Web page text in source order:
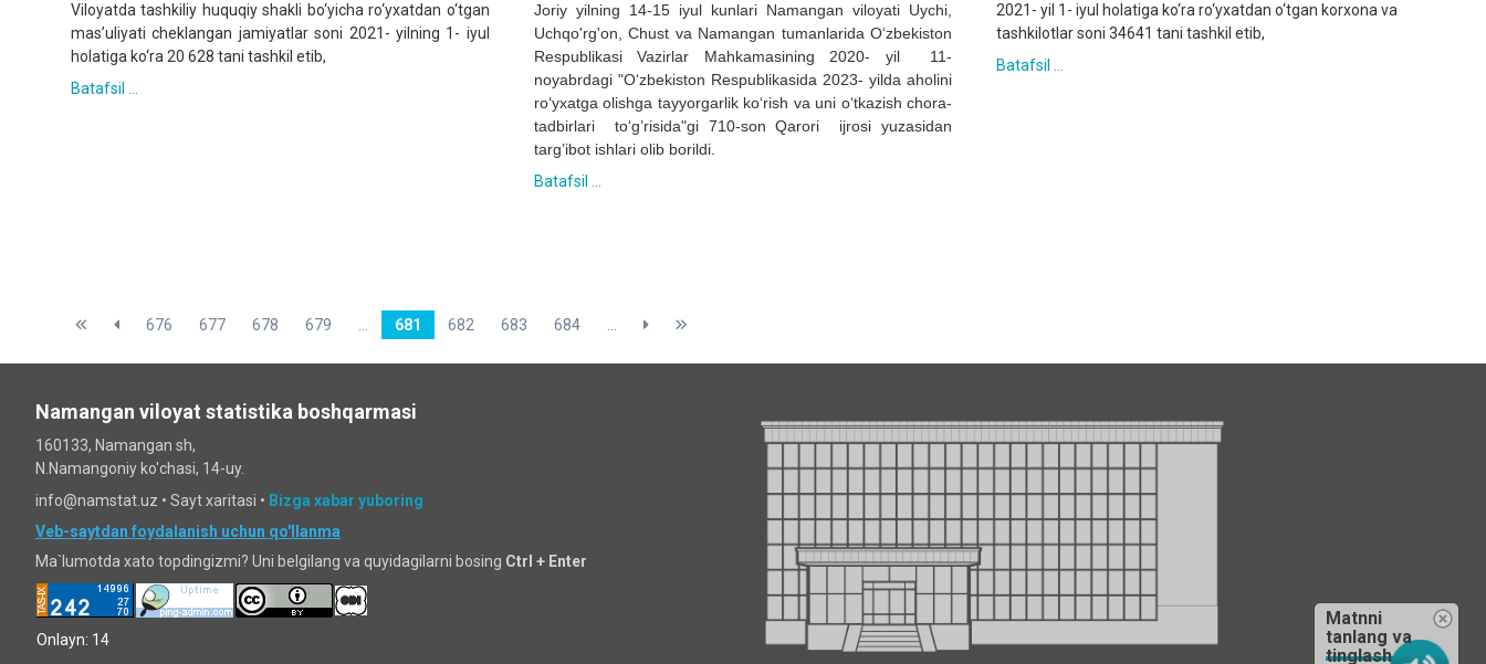
Viloyatda tashkiliy huquqiy shakli bo‘yicha ro‘yxatdan o‘tgan
mas’uliyati cheklangan jamiyatlar soni 2021- yilning 1- iyul
holatiga ko‘ra 20 628 tani tashkil etib,
Batafsil ...
Joriy yilning 14-15 iyul kunlari Namangan viloyati Uychi,
Uchqo'rg'on, Chust va Namangan tumanlarida O‘zbekiston
Respublikasi Vazirlar Mahkamasining 2020- yil 11-
noyabrdagi "O‘zbekiston Respublikasida 2023- yilda aholini
ro‘yxatga olishga tayyorgarlik ko‘rish va uni o‘tkazish chora-
tadbirlari to‘g’risida"gi 710-son Qarori ijrosi yuzasidan
targ’ibot ishlari olib borildi.
Batafsil ...
2021- yil 1- iyul holatiga ko‘ra ro‘yxatdan o‘tgan korxona va
tashkilotlar soni 34641 tani tashkil etib,
Batafsil ...
676 677 678 679 ... 681 682 683 684 ...
Namangan viloyat statistika boshqarmasi
160133, Namangan sh,
N.Namangoniy ko'chasi, 14-uy.
info@namstat.uz • Sayt xaritasi • Bizga xabar yuboring
Veb-saytdan foydalanish uchun qo'llanma
Ma`lumotda xato topdingizmi? Uni belgilang va quyidagilarni bosing Ctrl + Enter
Onlayn: 14
Matnni
tanlang va
tinglash